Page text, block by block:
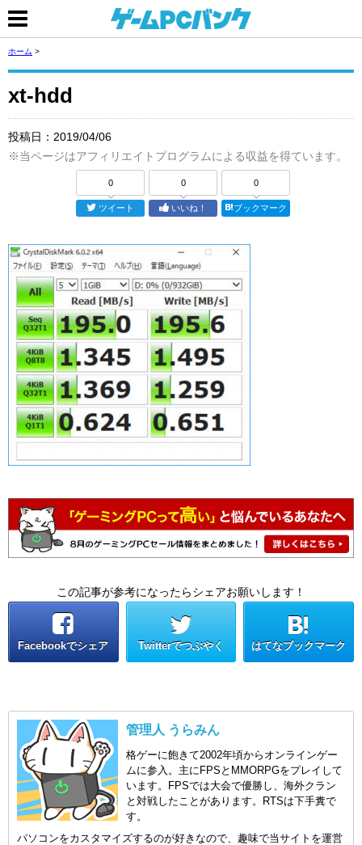
ホーム >
xt-hdd
投稿日： 2019/04/06
※当ページはアフィリエイトプログラムによる収益を得ています。
0
ツイート
0
いいね！
0
ブックマーク
この記事が参考になったらシェアお願いします！
Facebookでシェア Twitterでつぶやく はてなブックマーク
管理人 うらみん
格ゲーに飽きて2002年頃からオンラインゲー
ムに参入。主にFPSとMMORPGをプレイして
います。FPSでは大会で優勝し、海外クラン
と対戦したことがあります。RTSは下手糞で
す。
パソコンをカスタマイズするのが好きなので、趣味で当サイトを運営